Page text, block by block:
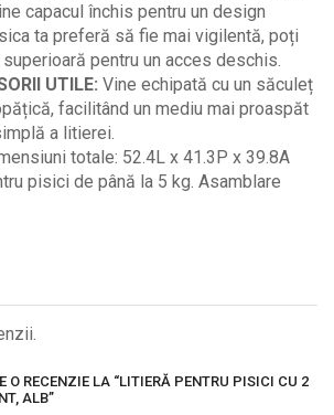
capacul închis pentru un design
ta preferă să fie mai vigilentă, poți
pentru un acces deschis.
UTILE: Vine echipată cu un săculeț
facilitând un mediu mai proaspăt
a litierei.
totale: 52.4L x 41.3P x 39.8A
pisici de până la 5 kg. Asamblare
O RECENZIE LA “LITIERĂ PENTRU PISICI CU 2
ALB”